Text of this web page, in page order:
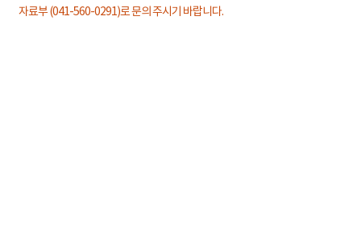
자료부 (041-560-0291)로 문의 주시기 바랍니다.